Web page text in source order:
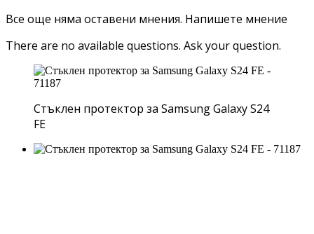
Все още няма оставени мнения. Напишете мнение
There are no available questions. Ask your question.
Стъклен протектор за Samsung Galaxy S24
FE